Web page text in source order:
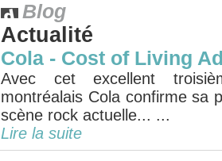
Blog
Actualité
Cola - Cost of Living
Avec cet excellent
montréalais Cola confirme sa
scène rock actuelle... ...
Lire la suite